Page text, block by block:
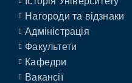
Нагороди та відзнаки
Адміністрація
Факультети
Кафедри
Вакансії